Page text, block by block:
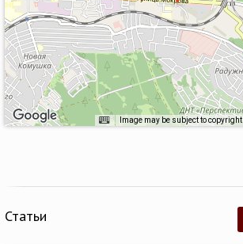
Image may be subject to copyright
Статьи